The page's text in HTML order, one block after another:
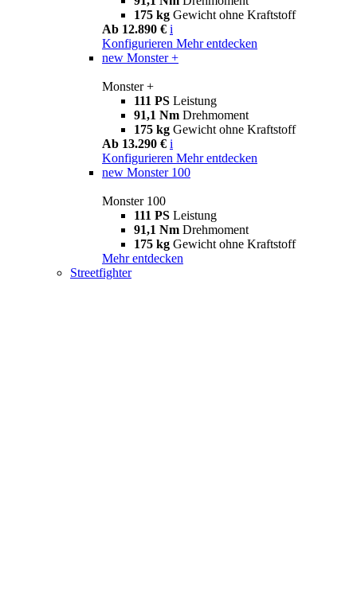
175 kg Gewicht ohne Kraftstoff
Ab 12.890 € i
Konfigurieren Mehr entdecken
new Monster +
Monster +
111 PS Leistung
91,1 Nm Drehmoment
175 kg Gewicht ohne Kraftstoff
Ab 13.290 € i
Konfigurieren Mehr entdecken
new Monster 100
Monster 100
111 PS Leistung
91,1 Nm Drehmoment
175 kg Gewicht ohne Kraftstoff
Mehr entdecken
Streetfighter